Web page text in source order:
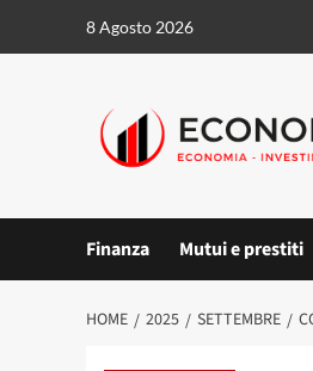
8 Agosto 2026
Finanza Mutui e prestiti
HOME 2025 SETTEMBRE